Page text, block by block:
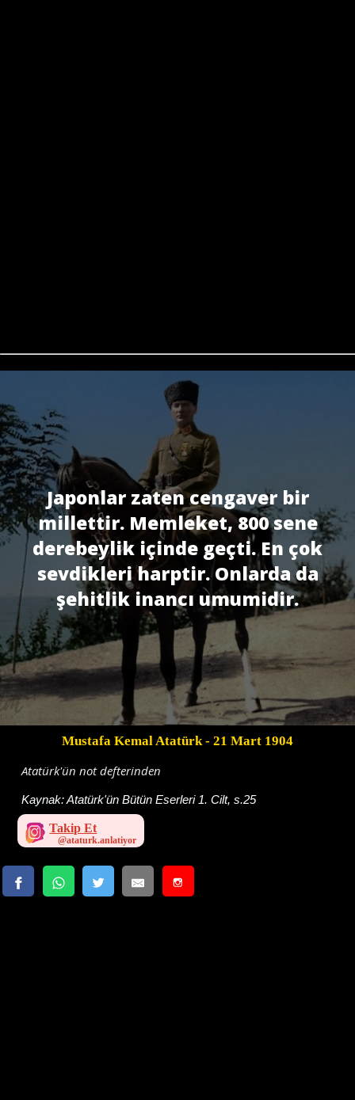
Japonlar zaten cengaver bir
millettir. Memleket, 800 sene
derebeylik içinde geçti. En çok
sevdikleri harptir. Onlarda da
şehitlik inancı umumidir.
Mustafa Kemal Atatürk- 21 Mart 1904
Atatürk'ün not defterinden
Kaynak:Atatürk'ün Bütün Eserleri 1. Cilt, s.25
Takip Et